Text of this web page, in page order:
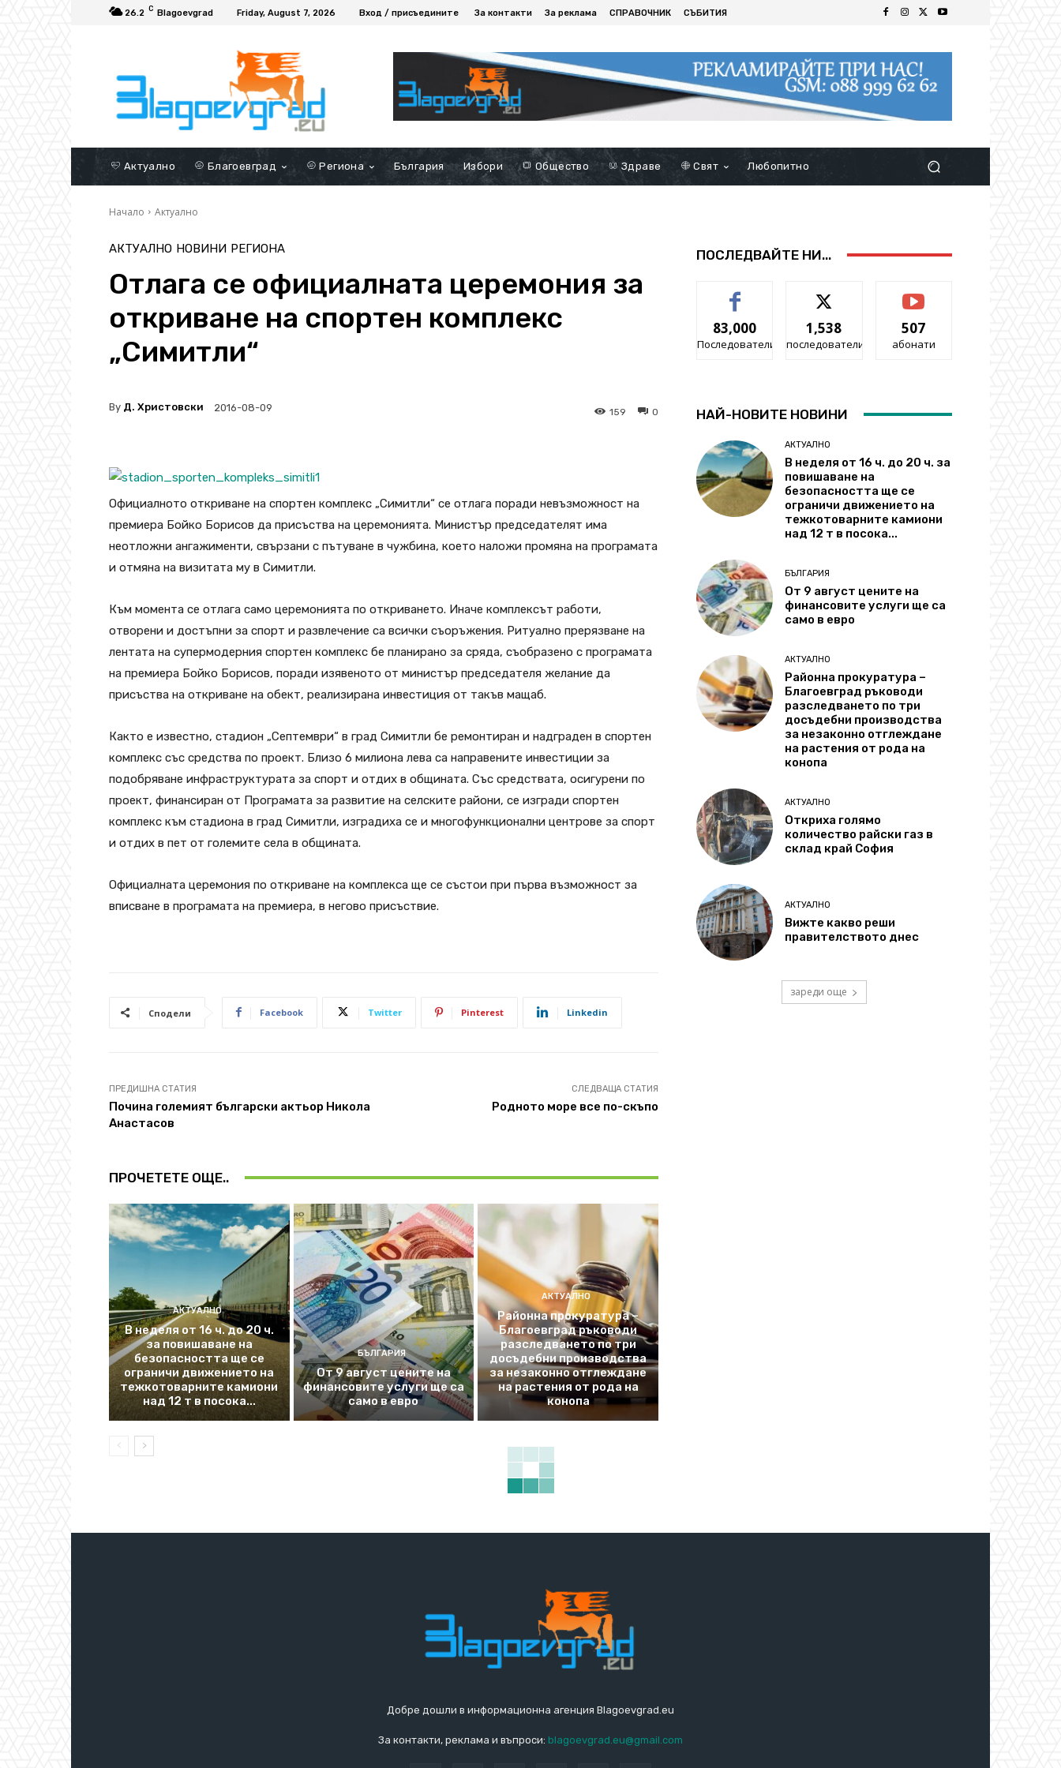
26.2 C Blagoevgrad Friday, August 7, 2026 Вход / присъедините За контакти За реклама СПРАВОЧНИК СЪБИТИЯ
Актуално Благоевград Региона България Избори Общество Здраве Свят Любопитно
Начало Актуално
АКТУАЛНО НОВИНИ РЕГИОНА
Отлага се официалната церемония за
откриване на спортен комплекс
„Симитли“
By Д. Христовски 2016-08-09 0
159
Официалното откриване на спортен комплекс „Симитли“ се отлага поради невъзможност на
премиера Бойко Борисов да присъства на церемонията. Министър председателят има
неотложни ангажименти, свързани с пътуване в чужбина, което наложи промяна на програмата
и отмяна на визитата му в Симитли.
Към момента се отлага само церемонията по откриването. Иначе комплексът работи,
отворени и достъпни за спорт и развлечение са всички съоръжения. Ритуално прерязване на
лентата на супермодерния спортен комплекс бе планирано за сряда, съобразено с програмата
на премиера Бойко Борисов, поради изявеното от министър председателя желание да
присъства на откриване на обект, реализирана инвестиция от такъв мащаб.
Както е известно, стадион „Септември“ в град Симитли бе ремонтиран и надграден в спортен
комплекс със средства по проект. Близо 6 милиона лева са направените инвестиции за
подобряване инфраструктурата за спорт и отдих в общината. Със средствата, осигурени по
проект, финансиран от Програмата за развитие на селските райони, се изгради спортен
комплекс към стадиона в град Симитли, изградиха се и многофункционални центрове за спорт
и отдих в пет от големите села в общината.
Официалната церемония по откриване на комплекса ще се състои при първа възможност за
вписване в програмата на премиера, в негово присъствие.
Сподели Facebook Twitter Pinterest Linkedin
ПРЕДИШНА СТАТИЯ
Почина големият български актьор Никола
Анастасов
СЛЕДВАЩА СТАТИЯ
Родното море все по-скъпо
ПРОЧЕТЕТЕ ОЩЕ..
АКТУАЛНО
В неделя от 16 ч. до 20 ч.
за повишаване на
безопасността ще се
ограничи движението на
тежкотоварните камиони
над 12 т в посока...
БЪЛГАРИЯ
От 9 август цените на
финансовите услуги ще са
само в евро
АКТУАЛНО
Районна прокуратура –
Благоевград ръководи
разследването по три
досъдебни производства
за незаконно отглеждане
на растения от рода на
конопа
ПОСЛЕДВАЙТЕ НИ...
83,000
Последователи
1,538
последователи
507
абонати
НАЙ-НОВИТЕ НОВИНИ
АКТУАЛНО
В неделя от 16 ч. до 20 ч. за
повишаване на
безопасността ще се
ограничи движението на
тежкотоварните камиони
над 12 т в посока...
БЪЛГАРИЯ
От 9 август цените на
финансовите услуги ще са
само в евро
АКТУАЛНО
Районна прокуратура –
Благоевград ръководи
разследването по три
досъдебни производства
за незаконно отглеждане
на растения от рода на
конопа
АКТУАЛНО
Откриха голямо
количество райски газ в
склад край София
АКТУАЛНО
Вижте какво реши
правителството днес
зареди още
Добре дошли в информационна агенция Blagoevgrad.eu
За контакти, реклама и въпроси: blagoevgrad.eu@gmail.com